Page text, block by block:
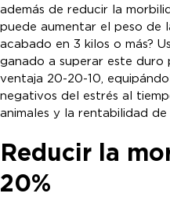
además de reducir la
puede aumentar el peso de
acabado en 3 kilos o más?
ganado a superar este duro
ventaja 20-20-10,
negativos del estrés al
animales y la rentabilidad
Reducir la
20%